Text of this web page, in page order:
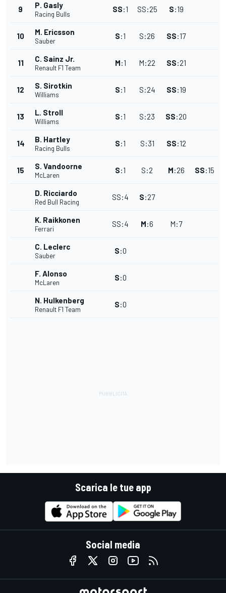
9 P. Gasly
Racing Bulls
SS:1 SS:25 S:19
10 M. Ericsson
Sauber
S:1 S:26 SS:17
11 C. Sainz Jr.
Renault F1 Team
M:1 M:22 SS:21
12 S. Sirotkin
Williams
S:1 S:24 SS:19
13 L. Stroll
Williams
S:1 S:23 SS:20
14 B. Hartley
Racing Bulls
S:1 S:31 SS:12
15 S. Vandoorne
McLaren
S:1 S:2 M:26 SS:15
D. Ricciardo
Red Bull Racing
SS:4 S:27
K. Raikkonen
Ferrari
SS:4 M:6 M:7
C. Leclerc
Sauber
S:0
F. Alonso
McLaren
S:0
N. Hulkenberg
Renault F1 Team
S:0
Scarica le tue app
Social media